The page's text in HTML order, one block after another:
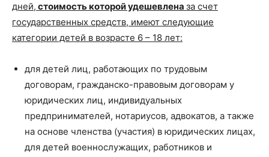
дней, стоимость которой удешевлена за счет
государственных средств, имеют следующие
категории детей в возрасте 6 – 18 лет:
для детей лиц, работающих по трудовым
договорам, гражданско-правовым договорам у
юридических лиц, индивидуальных
предпринимателей, нотариусов, адвокатов, а также
на основе членства (участия) в юридических лицах,
для детей военнослужащих, работников и